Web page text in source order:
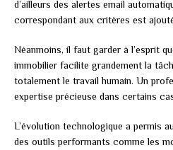
d’ailleurs des alertes email
correspondant aux critères est
Néanmoins, il faut garder à l’esprit
immobilier facilite grandement la
totalement le travail humain. Un
expertise précieuse dans certains
L’évolution technologique a permis
des outils performants comme les